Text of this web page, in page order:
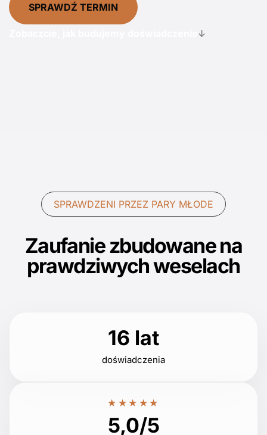
SPRAWDŹ TERMIN
↓
SPRAWDZENI PRZEZ PARY MŁODE
Zaufanie zbudowane na
prawdziwych weselach
16 lat
doświadczenia
★★★★★
5,0/5